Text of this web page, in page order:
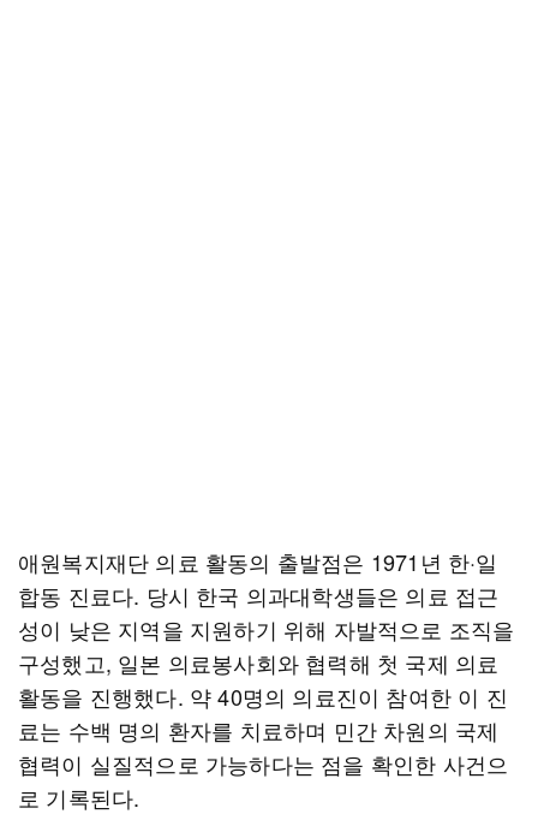
애원복지재단 의료 활동의 출발점은 1971년 한·일
합동 진료다. 당시 한국 의과대학생들은 의료 접근
성이 낮은 지역을 지원하기 위해 자발적으로 조직을
구성했고, 일본 의료봉사회와 협력해 첫 국제 의료
활동을 진행했다. 약 40명의 의료진이 참여한 이 진
료는 수백 명의 환자를 치료하며 민간 차원의 국제
협력이 실질적으로 가능하다는 점을 확인한 사건으
로 기록된다.